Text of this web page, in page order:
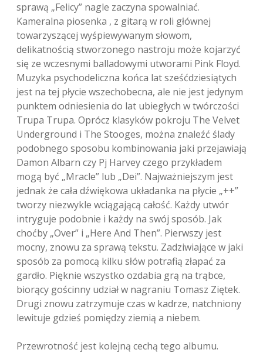
sprawą „Felicy” nagle zaczyna spowalniać.
Kameralna piosenka , z gitarą w roli głównej
towarzyszącej wyśpiewywanym słowom,
delikatnością stworzonego nastroju może kojarzyć
się ze wczesnymi balladowymi utworami Pink Floyd.
Muzyka psychodeliczna końca lat sześćdziesiątych
jest na tej płycie wszechobecna, ale nie jest jedynym
punktem odniesienia do lat ubiegłych w twórczości
Trupa Trupa. Oprócz klasyków pokroju The Velvet
Underground i The Stooges, można znaleźć ślady
podobnego sposobu kombinowania jaki przejawiają
Damon Albarn czy Pj Harvey czego przykładem
mogą być „Mracle” lub „Dei”. Najważniejszym jest
jednak że cała dźwiękowa układanka na płycie „++”
tworzy niezwykle wciągającą całość. Każdy utwór
intryguje podobnie i każdy na swój sposób. Jak
choćby „Over” i „Here And Then”. Pierwszy jest
mocny, znowu za sprawą tekstu. Zadziwiające w jaki
sposób za pomocą kilku słów potrafią złapać za
gardło. Pięknie wszystko ozdabia grą na trąbce,
biorący gościnny udział w nagraniu Tomasz Ziętek.
Drugi znowu zatrzymuje czas w kadrze, natchniony
lewituje gdzieś pomiędzy ziemią a niebem.
Przewrotność jest kolejną cechą tego albumu.